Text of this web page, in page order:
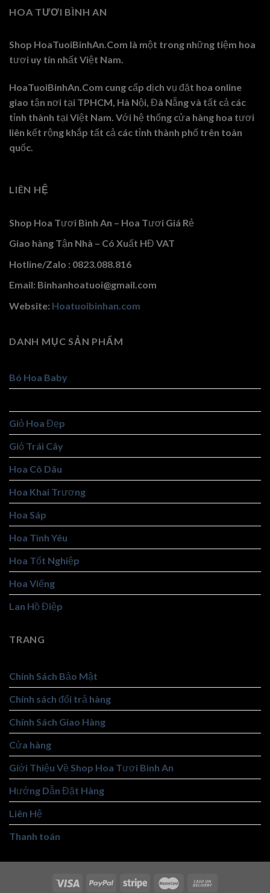
HOA TƯƠI BÌNH AN
Shop HoaTuoiBinhAn.Com là một trong những tiệm hoa
tươi uy tín nhất Việt Nam.
HoaTuoiBinhAn.Com cung cấp dịch vụ đặt hoa online
giao tận nơi tại TPHCM, Hà Nội, Đà Nẵng và tất cả các
tỉnh thành tại Việt Nam. Với hệ thống cửa hàng hoa tươi
liên kết rộng khắp tất cả các tỉnh thành phố trên toàn
quốc.
LIÊN HỆ
Shop Hoa Tươi Bình An – Hoa Tươi Giá Rẻ
Giao hàng Tận Nhà – Có Xuất HĐ VAT
Hotline/Zalo : 0823.088.816
Email: Binhanhoatuoi@gmail.com
Website: Hoatuoibinhan.com
DANH MỤC SẢN PHẨM
Bó Hoa Baby
Giỏ Hoa Đẹp
Giỏ Trái Cây
Hoa Cô Dâu
Hoa Khai Trương
Hoa Sáp
Hoa Tình Yêu
Hoa Tốt Nghiệp
Hoa Viếng
Lan Hồ Điệp
TRANG
Chính Sách Bảo Mật
Chính sách đổi trả hàng
Chính Sách Giao Hàng
Cửa hàng
Giới Thiệu Về Shop Hoa Tươi Bình An
Hướng Dẫn Đặt Hàng
Liên Hệ
Thanh toán